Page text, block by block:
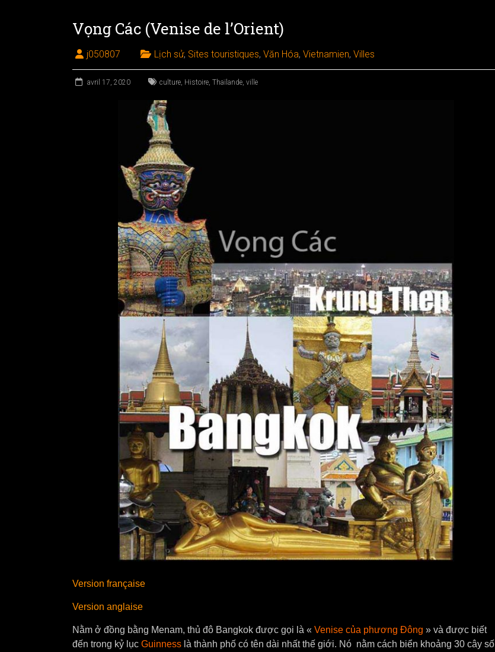
Vọng Các (Venise de l’Orient)
j050807 Lịch sử, Sites touristiques, Văn Hóa, Vietnamien, Villes
avril 17, 2020 culture, Histoire, Thaïlande, ville
Version française
Version anglaise
Nằm ở đồng bằng Menam, thủ đô Bangkok được gọi là « Venise của phương Đông » và được biết
đến trong kỷ lục Guinness là thành phố có tên dài nhất thế giới. Nó nằm cách biển khoảng 30 cây số